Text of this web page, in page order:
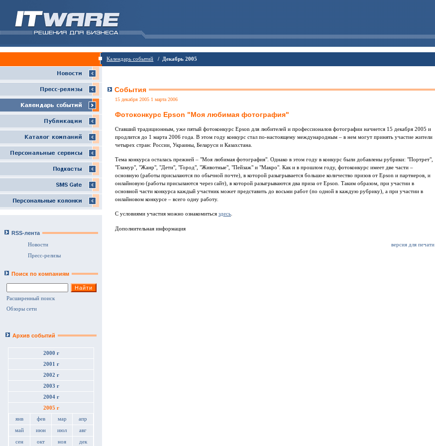
Календарь событий / Декабрь 2005
RSS-лента
Новости
Пресс-релизы
Поиск по компаниям
Расширенный поиск
Обзоры сети
Архив событий
2000 г
2001 г
2002 г
2003 г
2004 г
2005 г
янв
фев мар апр
май июн июл авг
сен окт ноя дек
События
15 декабря 2005 1 марта 2006
Фотоконкурс Epson "Моя любимая фотография"
Ставший традиционным, уже пятый фотоконкурс Epson для любителей и профессионалов фотографии начнется 15 декабря 2005 и
продлится до 1 марта 2006 года. В этом году конкурс стал по-настоящему международным – в нем могут принять участие жители
четырех стран: России, Украины, Беларуси и Казахстана.
Тема конкурса осталась прежней – "Моя любимая фотография". Однако в этом году в конкурс были добавлены рубрики: "Портрет",
"Гламур", "Жанр", "Дети", "Город", "Животные", "Пейзаж" и "Макро". Как и в прошлом году, фотоконкурс имеет две части –
основную (работы присылаются по обычной почте), в которой разыгрывается большое количество призов от Epson и партнеров, и
онлайновую (работы присылаются через сайт), в которой разыгрываются два приза от Epson. Таким образом, при участии в
основной части конкурса каждый участник может представить до восьми работ (по одной в каждую рубрику), а при участии в
онлайновом конкурсе – всего одну работу.
С условиями участия можно ознакомиться здесь.
Дополнительная информация
версия для печати